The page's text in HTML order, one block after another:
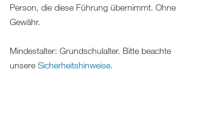
Person, die diese Führung übernimmt. Ohne
Gewähr.
Mindestalter: Grundschulalter. Bitte beachte
unsere Sicherheitshinweise.